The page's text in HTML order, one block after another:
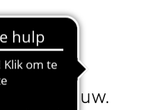
gebouw.